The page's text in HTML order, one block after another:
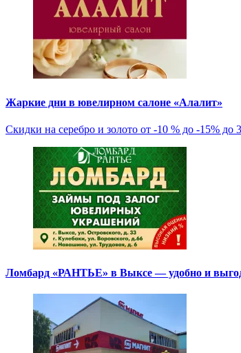
Жаркие дни в ювелирном салоне «Алалит»
Скидки на серебро и золото от -10 % до -15% до
Ломбард «РАНТЬЕ» в Выксе — удобно и